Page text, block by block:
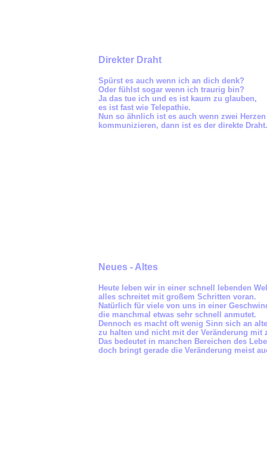
Direkter Draht
Spürst es auch wenn ich an dich denk?
Oder fühlst sogar wenn ich traurig bin?
Ja das tue ich und es ist kaum zu glauben,
es ist fast wie Telepathie.
Nun so ähnlich ist es auch wenn zwei Herzen
kommunizieren, dann ist es der direkte Draht.
Neues - Altes
Heute leben wir in einer schnell lebenden
alles schreitet mit großem Schritten voran.
Natürlich für viele von uns in einer
die manchmal etwas sehr schnell anmutet.
Dennoch es macht oft wenig Sinn sich an
zu halten und nicht mit der Veränderung mit
Das bedeutet in manchen Bereichen des
doch bringt gerade die Veränderung meist